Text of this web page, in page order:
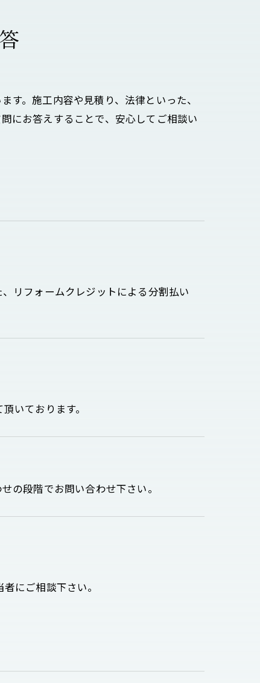
。施工内容や見積り、法律といった、
にお答えすることで、安心してご相談い
リフォームクレジットによる分割払い
いております。
の段階でお問い合わせ下さい。
にご相談下さい。